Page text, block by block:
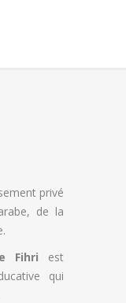
privé
de la
Fihri est
qui